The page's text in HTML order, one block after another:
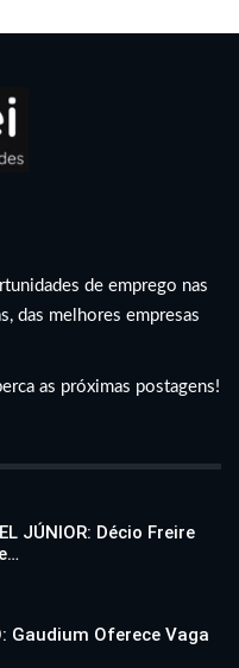
de emprego nas
das melhores empresas
as próximas postagens!
JÚNIOR: Décio Freire
Gaudium Oferece Vaga